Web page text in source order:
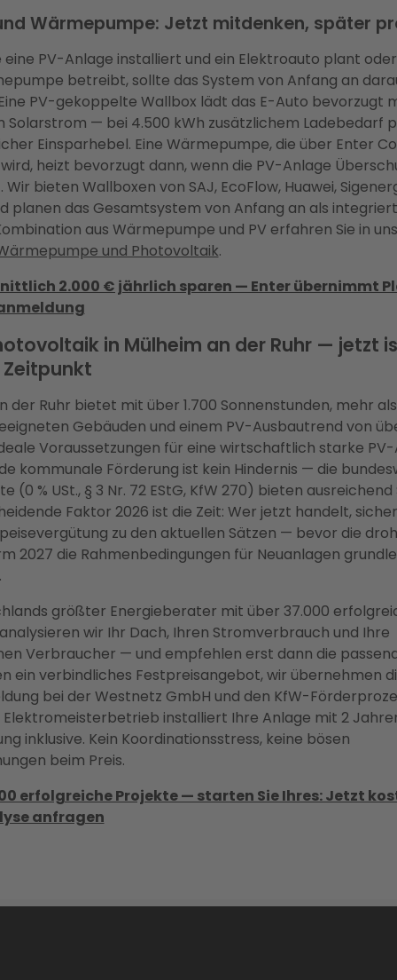
Wärmepumpe: Jetzt mitdenken, später
eine PV-Anlage installiert und ein Elektroauto plant
betreibt, sollte das System von Anfang an
PV-gekoppelte Wallbox lädt das E-Auto bevorzugt
Solarstrom — bei 4.500 kWh zusätzlichem Ladebedarf
Einsparhebel. Eine Wärmepumpe, die über Enter
heizt bevorzugt dann, wenn die PV-Anlage
bieten Wallboxen von SAJ, EcoFlow, Huawei,
planen das Gesamtsystem von Anfang an als
aus Wärmepumpe und PV erfahren Sie in
und Photovoltaik.
2.000 € jährlich sparen — Enter übernimmt
in Mülheim an der Ruhr — jetzt
der Ruhr bietet mit über 1.700 Sonnenstunden, mehr als
Gebäuden und einem PV-Ausbautrend von
Voraussetzungen für eine wirtschaftlich starke PV-
kommunale Förderung ist kein Hindernis — die
(0 % USt., § 3 Nr. 72 EStG, KfW 270) bieten
Faktor 2026 ist die Zeit: Wer jetzt handelt,
zu den aktuellen Sätzen — bevor die
2027 die Rahmenbedingungen für Neuanlagen
größter Energieberater mit über 37.000
wir Ihr Dach, Ihren Stromverbrauch und Ihre
Verbraucher — und empfehlen erst dann die
ein verbindliches Festpreisangebot, wir übernehmen
bei der Westnetz GmbH und den KfW-
installiert Ihre Anlage mit 2
inklusive. Kein Koordinationsstress, keine bösen
beim Preis.
erfolgreiche Projekte — starten Sie Ihres: Jetzt
anfragen